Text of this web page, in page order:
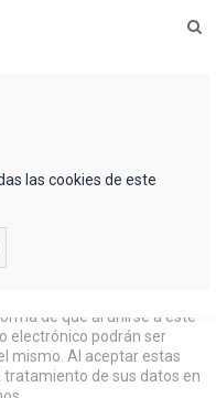
las cookies de este
de que al unirse a este
electrónico podrán ser
mismo. Al aceptar estas
de sus datos en